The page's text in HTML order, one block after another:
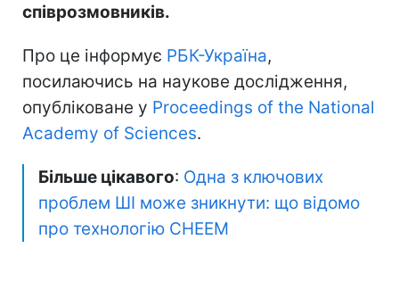
співрозмовників.
Про це інформує РБК-Україна,
посилаючись на наукове дослідження,
опубліковане у Proceedings of the National
Academy of Sciences.
Більше цікавого: Одна з ключових
проблем ШІ може зникнути: що відомо
про технологію CHEEM